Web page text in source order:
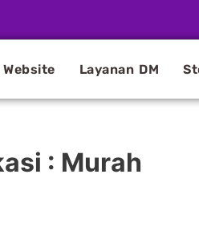
Layanan DM
: Murah